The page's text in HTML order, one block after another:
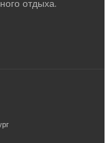
отдыха.